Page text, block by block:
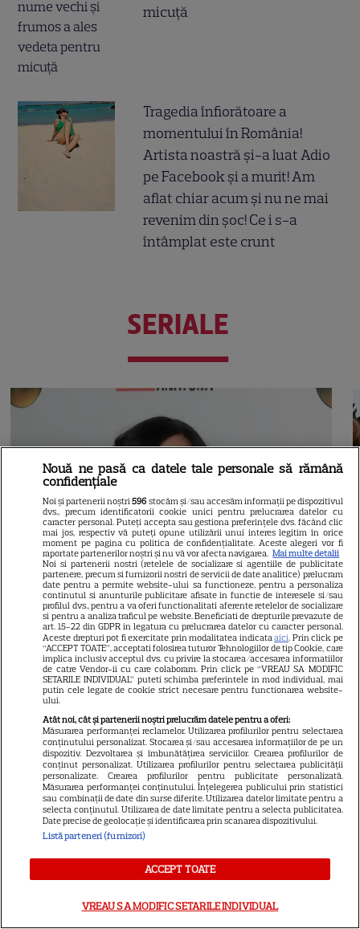
micuță
Tragedia înfiorătoare a
momentului în România!
Artista noastră și-a luat Adio
pe Facebook și a murit! Am
aflat chiar acum și nu ne mai
revenim din șoc! Ce i s-a
întâmplat este crunt
SERIALE
21
SERIALE AMERICANE
Sandra Oh dezvăluie de ce a
plecat din „Anatomia lui Grey”.
Discuția cu Shonda Rhimes
care a schimbat totul pentru
Cristina Yang
Nouă ne pasă ca datele tale personale să rămână
confidențiale
Noi și partenerii noștri596 stocăm și/sau accesăm informații pe dispozitivul
dvs., precum identificatorii cookie unici pentru prelucrarea datelor cu
caracter personal. Puteți accepta sau gestiona preferințele dvs. făcând clic
mai jos, respectiv vă puteți opune utilizării unui interes legitim în orice
moment pe pagina cu politica de confidențialitate. Aceste alegeri vor fi
raportate partenerilor noștri și nu vă vor afecta navigarea. Mai multe detalii
Noi si partenerii nostri (retelele de socializare si agentiile de publicitate
partenere, precum si furnizorii nostri de servicii de date analitice) prelucram
date pentru a permite website-ului sa functioneze, pentru a personaliza
continutul si anunturile publicitare afisate in functie de interesele si/sau
profilul dvs., pentru a va oferi functionalitati aferente retelelor de socializare
si pentru a analiza traficul pe website. Beneficiati de drepturile prevazute de
art. 15-22 din GDPR in legatura cu prelucrarea datelor cu caracter personal.
Aceste drepturi pot fi exercitate prin modalitatea indicataaici. Prin click pe
“ACCEPT TOATE”, acceptati folosirea tuturor Tehnologiilor de tip Cookie, care
implica inclusiv acceptul dvs. cu privire la stocarea/accesarea informatiilor
de catre Vendor-ii cu care colaboram. Prin click pe “VREAU SA MODIFIC
SETARILE INDIVIDUAL” puteti schimba preferintele in mod individual, mai
putin cele legate de cookie strict necesare pentru functionarea website-
ului.
Atât noi, cât și partenerii noștri prelucrăm datele pentru a oferi:
Măsurarea performanței reclamelor. Utilizarea profilurilor pentru selectarea
conținutului personalizat. Stocarea și/sau accesarea informațiilor de pe un
dispozitiv. Dezvoltarea și îmbunătățirea serviciilor. Crearea profilurilor de
conținut personalizat. Utilizarea profilurilor pentru selectarea publicității
personalizate. Crearea profilurilor pentru publicitate personalizată.
Măsurarea performanței conținutului. Înțelegerea publicului prin statistici
sau combinații de date din surse diferite. Utilizarea datelor limitate pentru a
selecta conținutul. Utilizarea de date limitate pentru a selecta publicitatea.
Date precise de geolocație și identificarea prin scanarea dispozitivului.
Listă parteneri (furnizori)
ACCEPT TOATE
VREAU SA MODIFIC SETARILE INDIVIDUAL